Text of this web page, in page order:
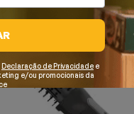
Declaração de Privacidade e
e/ou promocionais da